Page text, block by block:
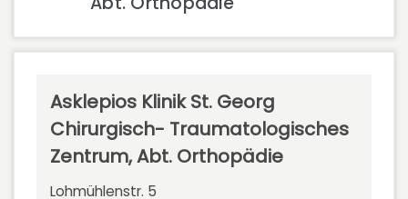
Asklepios Klinik St. Georg
Chirurgisch- Traumatologisches
Zentrum, Abt. Orthopädie
Lohmühlenstr. 5